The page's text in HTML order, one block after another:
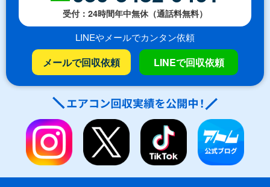
受付：24時間年中無休（通話料無料）
LINEやメールでカンタン依頼
メールで回収依頼 LINEで回収依頼